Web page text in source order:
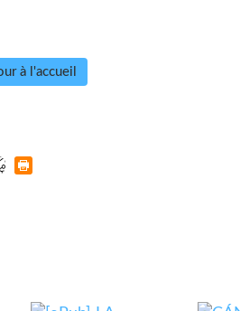
à l'accueil